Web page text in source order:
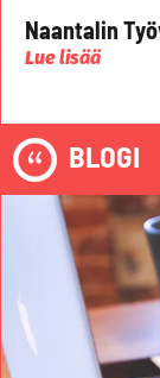
Naantalin
Lue lisää
BLOGI